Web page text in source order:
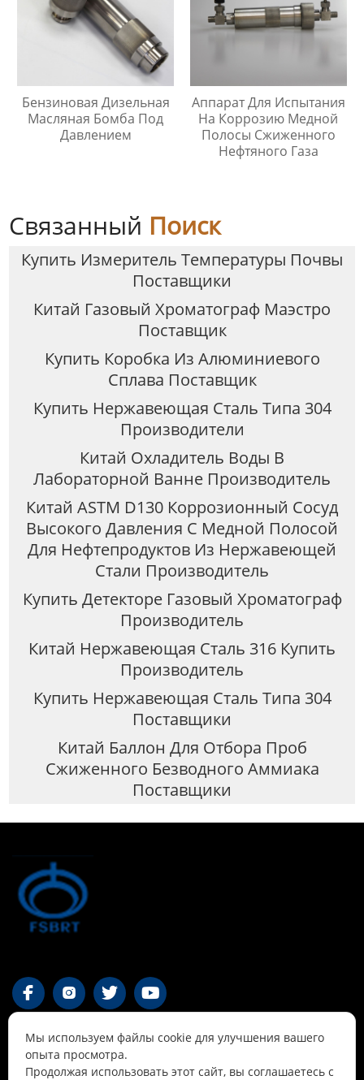
Бензиновая Дизельная
Масляная Бомба Под
Давлением
Аппарат Для Испытания
На Коррозию Медной
Полосы Сжиженного
Нефтяного Газа
Связанный Поиск
Купить Измеритель Температуры Почвы
Поставщики
Китай Газовый Хроматограф Маэстро
Поставщик
Купить Коробка Из Алюминиевого
Сплава Поставщик
Купить Нержавеющая Сталь Типа 304
Производители
Китай Охладитель Воды В
Лабораторной Ванне Производитель
Китай ASTM D130 Коррозионный Сосуд
Высокого Давления С Медной Полосой
Для Нефтепродуктов Из Нержавеющей
Стали Производитель
Купить Детекторе Газовый Хроматограф
Производитель
Китай Нержавеющая Сталь 316 Купить
Производитель
Купить Нержавеющая Сталь Типа 304
Поставщики
Китай Баллон Для Отбора Проб
Сжиженного Безводного Аммиака
Поставщики
   
Контакты
Мы используем файлы cookie для улучшения вашего
опыта просмотра.
Продолжая использовать этот сайт, вы соглашаетесь с